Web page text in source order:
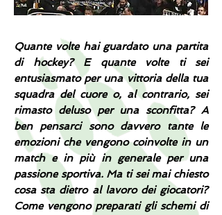
Quante volte hai guardato una partita
di hockey? E quante volte ti sei
entusiasmato per una vittoria della tua
squadra del cuore o, al contrario, sei
rimasto deluso per una sconfitta? A
ben pensarci sono davvero tante le
emozioni che vengono coinvolte in un
match e in più in generale per una
passione sportiva. Ma ti sei mai chiesto
cosa sta dietro al lavoro dei giocatori?
Come vengono preparati gli schemi di